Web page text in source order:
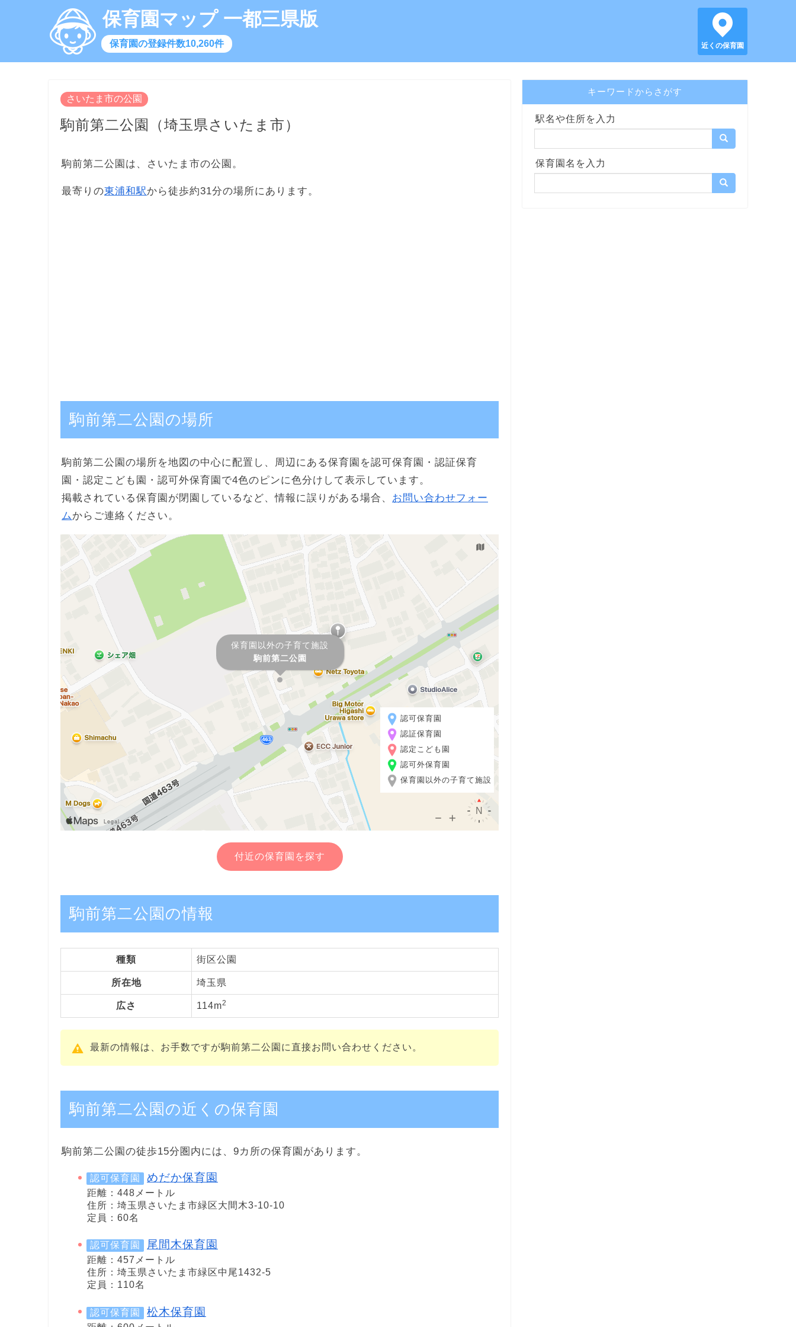
保育園マップ 一都三県版
保育園の登録件数10,260件 近くの保育園
さいたま市の公園
駒前第二公園（埼玉県さいたま市）
駒前第二公園は、さいたま市の公園。
最寄りの東浦和駅から徒歩約31分の場所にあります。
駒前第二公園の場所
駒前第二公園の場所を地図の中心に配置し、周辺にある保育園を認可保育園・認証保育
園・認定こども園・認可外保育園で4色のピンに色分けして表示しています。
掲載されている保育園が閉園しているなど、情報に誤りがある場合、 お問い合わせフォー
ム からご連絡ください。
保育園以外の子育て施設
駒前第二公園
認可保育園
認証保育園
認定こども園
認可外保育園
保育園以外の子育て施設
付近の保育園を探す
駒前第二公園の情報
種類 街区公園
所在地 埼玉県
広さ 114m2
最新の情報は、お手数ですが駒前第二公園に直接お問い合わせください。
駒前第二公園の近くの保育園
駒前第二公園の徒歩15分圏内には、9カ所の保育園があります。
認可保育園 めだか保育園
距離：448メートル
住所：埼玉県さいたま市緑区大間木3-10‐10
定員：60名
認可保育園 尾間木保育園
距離：457メートル
住所：埼玉県さいたま市緑区中尾1432-5
定員：110名
認可保育園 松木保育園
キーワードからさがす
駅名や住所を入力
保育園名を入力